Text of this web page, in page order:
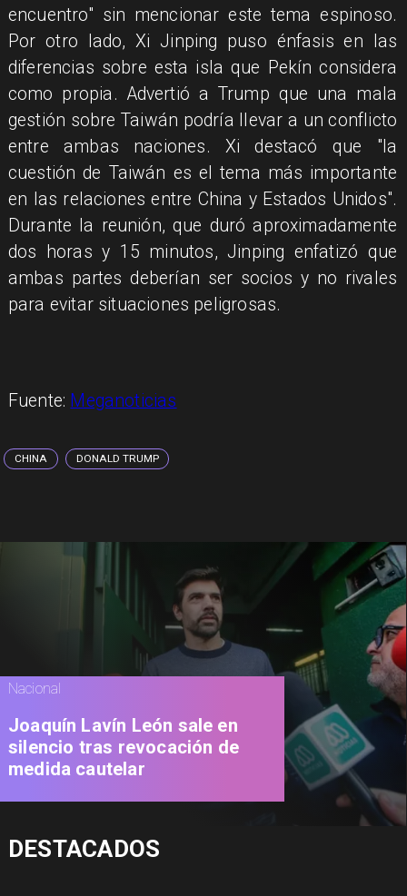
encuentro" sin mencionar este tema espinoso.
Por otro lado, Xi Jinping puso énfasis en las
diferencias sobre esta isla que Pekín considera
como propia. Advertió a Trump que una mala
gestión sobre Taiwán podría llevar a un conflicto
entre ambas naciones. Xi destacó que "la
cuestión de Taiwán es el tema más importante
en las relaciones entre China y Estados Unidos".
Durante la reunión, que duró aproximadamente
dos horas y 15 minutos, Jinping enfatizó que
ambas partes deberían ser socios y no rivales
para evitar situaciones peligrosas.
Fuente: Meganoticias
CHINA DONALD TRUMP
Nacional
Joaquín Lavín León sale en
silencio tras revocación de
medida cautelar
DESTACADOS